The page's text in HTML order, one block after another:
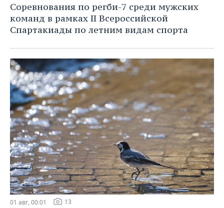
Соревнования по регби-7 среди мужских
команд в рамках II Всероссийской
Спартакиады по летним видам спорта
01 авг, 00:01 13